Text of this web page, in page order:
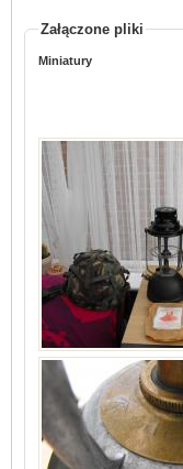
Załączone pliki
Miniatury